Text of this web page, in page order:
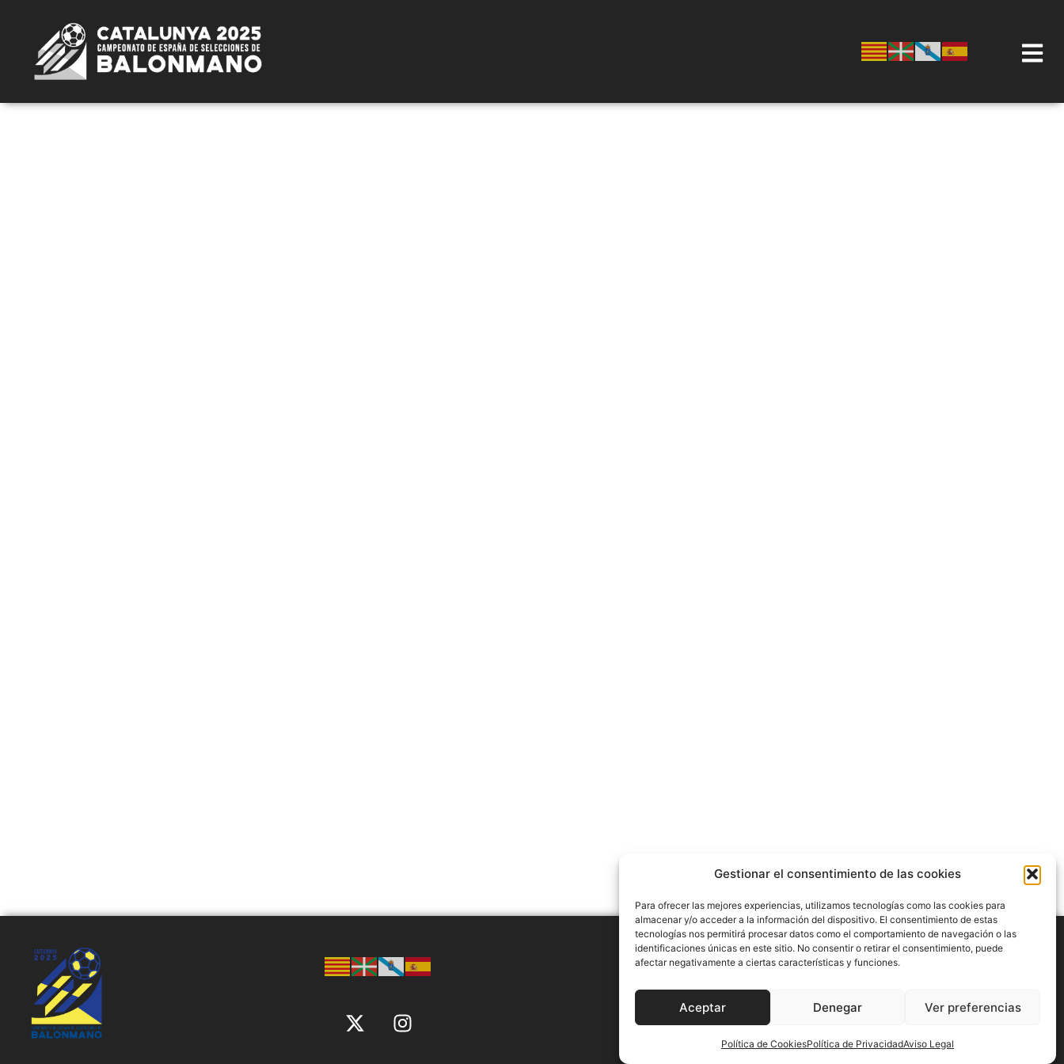
Gestionar el consentimiento de las cookies
Para ofrecer las mejores experiencias, utilizamos tecnologías como las cookies para
almacenar y/o acceder a la información del dispositivo. El consentimiento de estas
tecnologías nos permitirá procesar datos como el comportamiento de navegación o las
identificaciones únicas en este sitio. No consentir o retirar el consentimiento, puede
afectar negativamente a ciertas características y funciones.
Aceptar Denegar Ver preferencias
Política de CookiesPolítica de PrivacidadAviso Legal
AVISO LEGAL POLÍTICA DE PRIVACIDAD
CESA CATALUNYA © 2025. Todos los derechos reservados